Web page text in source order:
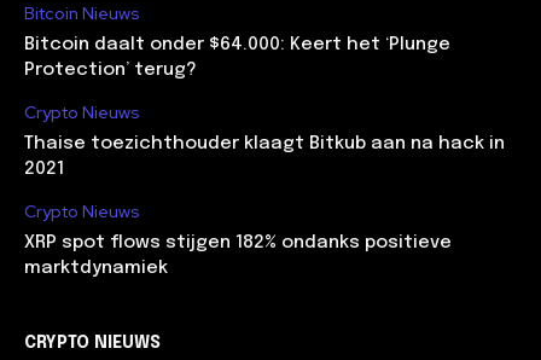
Bitcoin Nieuws
Bitcoin daalt onder $64.000: Keert het ‘Plunge
Protection’ terug?
Crypto Nieuws
Thaise toezichthouder klaagt Bitkub aan na hack in
2021
Crypto Nieuws
XRP spot flows stijgen 182% ondanks positieve
marktdynamiek
CRYPTO NIEUWS